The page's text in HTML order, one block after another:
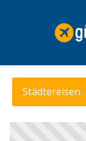
Städtereisen